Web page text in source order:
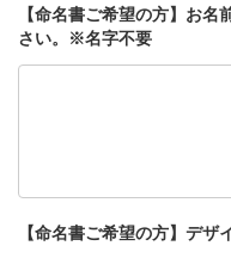
【命名書ご希望の方】お
さい。※名字不要
【命名書ご希望の方】デザ